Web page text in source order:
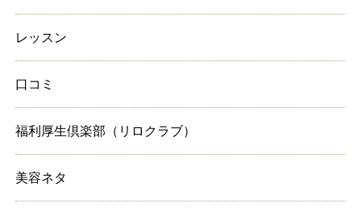
レッスン
口コミ
福利厚生倶楽部（リロクラブ）
美容ネタ